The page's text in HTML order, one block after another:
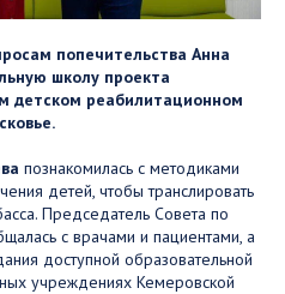
попечительства Анна
школу проекта
детском реабилитационном
познакомилась с методиками
детей, чтобы транслировать
Председатель Совета по
с врачами и пациентами, а
доступной образовательной
учреждениях Кемеровской